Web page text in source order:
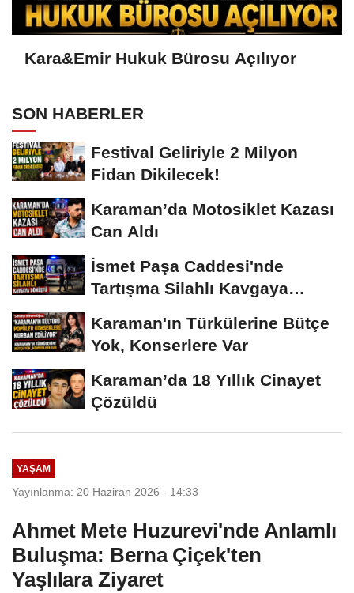
Kara&Emir Hukuk Bürosu Açılıyor
SON HABERLER
Festival Geliriyle 2 Milyon
Fidan Dikilecek!
Karaman’da Motosiklet Kazası
Can Aldı
İsmet Paşa Caddesi'nde
Tartışma Silahlı Kavgaya
Karaman'ın Türkülerine Bütçe
Yok, Konserlere Var
Karaman’da 18 Yıllık Cinayet
Çözüldü
YAŞAM
Yayınlanma: 20 Haziran 2026 - 14:33
Ahmet Mete Huzurevi'nde Anlamlı
Buluşma: Berna Çiçek'ten
Yaşlılara Ziyaret